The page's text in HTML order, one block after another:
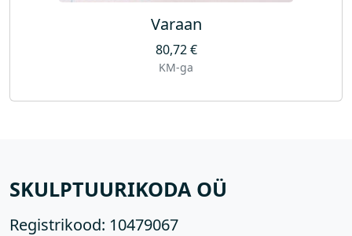
Varaan
80,72€
KM-ga
SKULPTUURIKODA OÜ
Registrikood: 10479067